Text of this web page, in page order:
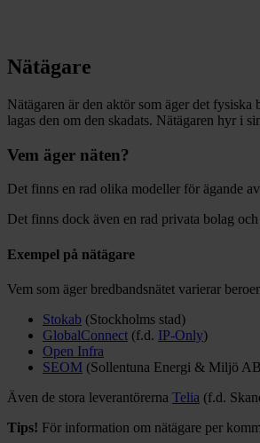
Nätägare
Nätägaren är den aktör som äger det
lagas den om den skadats. Nätägaren hyr i
Vem äger näten?
Det finns en rad olika modeller för ägande
Det finns dock även en rad privata bolag
Exempel på nätägare
Vem som äger bredbandsnätet varierar
Stokab (Stockholms stad)
GlobalConnect (f.d. IP-Only)
Open Infra
SEOM (Sollentuna Energi & Miljö
Även de stora leverantörerna Telia (f.d.
Tips! För information om nätägare per